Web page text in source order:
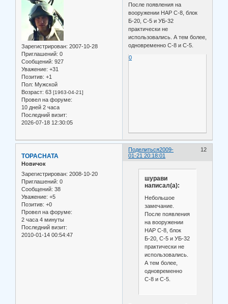
Зарегистрирован: 2007-10-28
Приглашений: 0
Сообщений: 927
Уважение: +31
Позитив: +1
Пол: Мужской
Возраст: 63 [1963-04-21]
Провел на форуме:
10 дней 2 часа
Последний визит:
2026-07-18 12:30:05
После появления на
вооружении НАР С-8, блок
Б-20, С-5 и УБ-32
практически не
использовались. А тем более,
одновременно С-8 и С-5.
0
Поделиться 12
2009-
01-21 20:18:01
TOPACHATA
Новичок
Зарегистрирован: 2008-10-20
Приглашений: 0
Сообщений: 38
Уважение: +5
Позитив: +0
Провел на форуме:
2 часа 4 минуты
Последний визит:
2010-01-14 00:54:47
шурави
написал(а):
Небольшое
замечание.
После появления
на вооружении
НАР С-8, блок
Б-20, С-5 и УБ-32
практически не
использовались.
А тем более,
одновременно
С-8 и С-5.